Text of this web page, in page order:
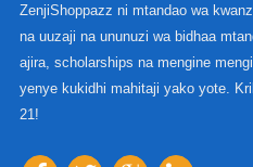
ZenjiShoppazz ni mtandao wa
na uuzaji na ununuzi wa bidhaa
ajira, scholarships na mengine
yenye kukidhi mahitaji yako yote.
21!